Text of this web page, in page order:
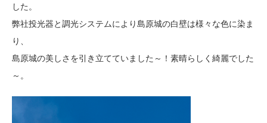
した。
弊社投光器と調光システムにより島原城の白壁は様々な色に染ま
り、
島原城の美しさを引き立てていました～！素晴らしく綺麗でした
～。